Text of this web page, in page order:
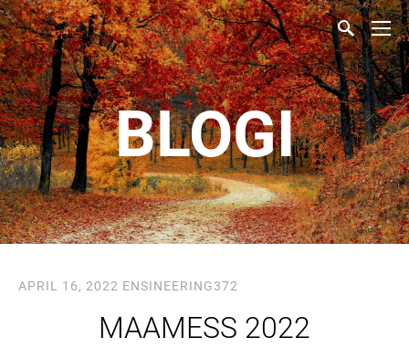
BLOGI
APRIL 16, 2022 ENSINEERING372
MAAMESS 2022